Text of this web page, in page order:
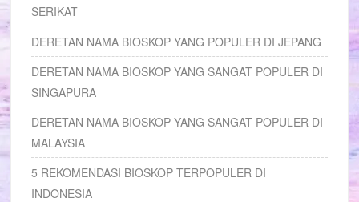
SERIKAT
DERETAN NAMA BIOSKOP YANG POPULER DI JEPANG
DERETAN NAMA BIOSKOP YANG SANGAT POPULER DI
SINGAPURA
DERETAN NAMA BIOSKOP YANG SANGAT POPULER DI
MALAYSIA
5 REKOMENDASI BIOSKOP TERPOPULER DI
INDONESIA